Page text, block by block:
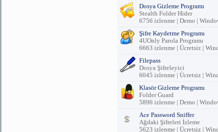
Dosya Gizleme Programı
Stealth Folder Hider
6756 izlenme | Demo |
Şifre Kaydetme Programı
4UOnly Parola Programı
6663 izlenme | Ücretsiz |
Filepass
Dosya Şifreleyici
6045 izlenme | Ücretsiz |
Klasör Gizleme Programı
Folder Guard
5896 izlenme | Demo |
Ace Password Sniffer
Ağdaki Şifreleri İzleme
5623 izlenme | Ücretsiz |